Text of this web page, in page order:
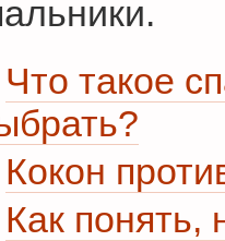
Что такое
Кокон
Как понять,